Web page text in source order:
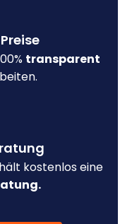
transparent
kostenlos eine